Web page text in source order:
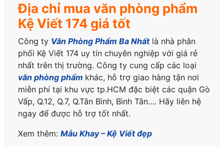
Địa chỉ mua văn phòng phẩm
Kệ Viết 174 giá tốt
Công ty Văn Phòng Phẩm Ba Nhấtlà nhà phân
phối Kệ Viết 174 uy tín chuyên nghiệp với giá rẻ
nhất trên thị trường. Công ty cung cấp các loại
văn phòng phẩm khác, hỗ trợ giao hàng tận nơi
miễn phí tại khu vực tp.HCM đặc biệt các quận Gò
Vấp, Q.12, Q.7, Q.Tân Bình, Bình Tân…. Hãy liên hệ
ngay để được hỗ trợ tốt nhất.
Xem thêm:Mẫu Khay – Kệ Viết đẹp